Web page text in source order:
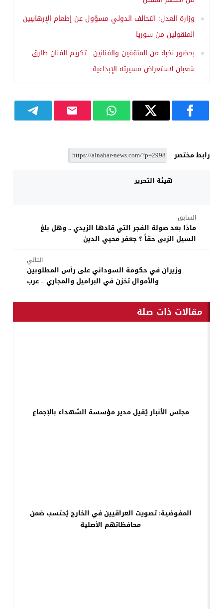
وزارة العدل: التحالف الدولي مسؤول عن إطعام الإرهابيين
المنقولين من سوريا
بحضور نخبة من المثقفين والفنانين.. تكريم الفنان طارق
شعبان لاستعراض مسيرته الإبداعية.
رابط مختصر
هيئة التحرير
السابق
ماذا بعد صولة الفجر التي قادها الزيدي .. وهل بلغ
السيل الزبى حقاً ؟ جعفر محيي الدين
التالي
وزيران في حكومة السوداني على رأس المطلوبين
والأموال تخزن في البراميل والمجاري – عرب
مقالات ذات صلة
مجلس الأنبار يُقيل مدير مؤسسة الشهداء بالإجماع
المفوضية: تصويت العراقيين في الخارج يُحتسب ضمن
محافظاتهم الأصلية